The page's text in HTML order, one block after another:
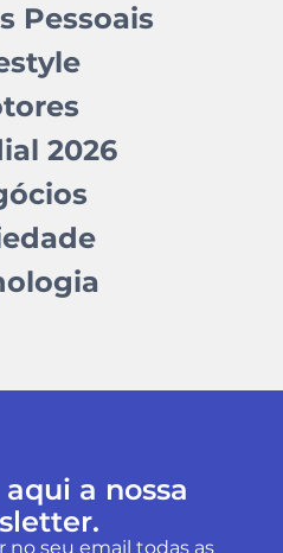
Pessoais
2026
a nossa
no seu email todas as